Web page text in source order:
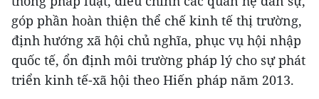
góp phần hoàn thiện thể chế kinh tế thị trường,
định hướng xã hội chủ nghĩa, phục vụ hội nhập
quốc tế, ổn định môi trường pháp lý cho sự phát
triển kinh tế-xã hội theo Hiến pháp năm 2013.